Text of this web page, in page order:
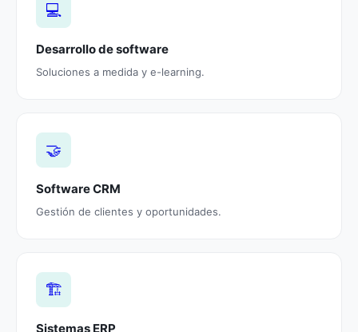
💻
Desarrollo de software
Soluciones a medida y e-learning.
🤝
Software CRM
Gestión de clientes y oportunidades.
🏗️
Sistemas ERP